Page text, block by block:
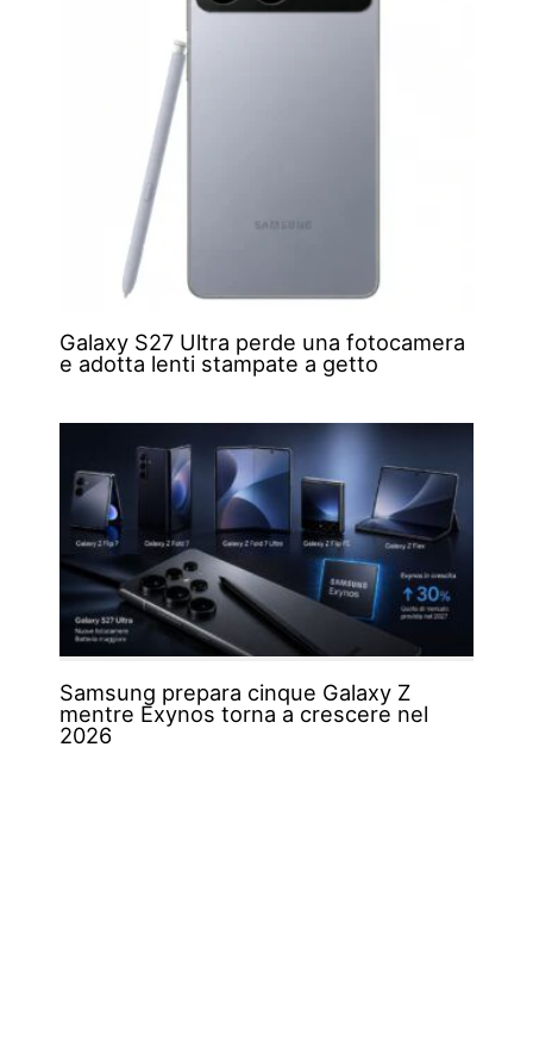
Galaxy S27 Ultra perde una fotocamera
e adotta lenti stampate a getto
Samsung prepara cinque Galaxy Z
mentre Exynos torna a crescere nel
2026